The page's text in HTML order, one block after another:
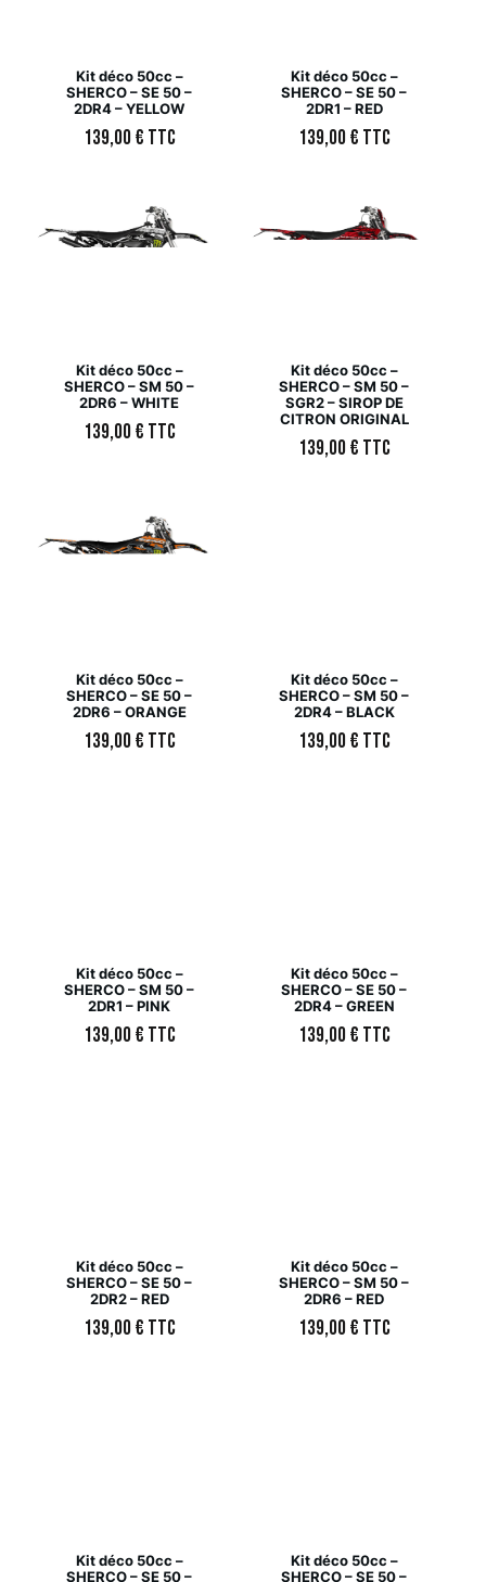
Kit déco 50cc –
SHERCO – SE 50 –
2DR4 – YELLOW
139,00€ TTC
Kit déco 50cc –
SHERCO – SE 50 –
2DR1 – RED
139,00€ TTC
Kit déco 50cc –
SHERCO – SM 50 –
2DR6 – WHITE
139,00€ TTC
Kit déco 50cc –
SHERCO – SM 50 –
SGR2 – SIROP DE
CITRON ORIGINAL
139,00€ TTC
Kit déco 50cc –
SHERCO – SE 50 –
2DR6 – ORANGE
139,00€ TTC
Kit déco 50cc –
SHERCO – SM 50 –
2DR4 – BLACK
139,00€ TTC
Kit déco 50cc –
SHERCO – SM 50 –
2DR1 – PINK
139,00€ TTC
Kit déco 50cc –
SHERCO – SE 50 –
2DR4 – GREEN
139,00€ TTC
Kit déco 50cc –
SHERCO – SE 50 –
2DR2 – RED
139,00€ TTC
Kit déco 50cc –
SHERCO – SM 50 –
2DR6 – RED
139,00€ TTC
Kit déco 50cc –
SHERCO – SE 50 –
Kit déco 50cc –
SHERCO – SE 50 –